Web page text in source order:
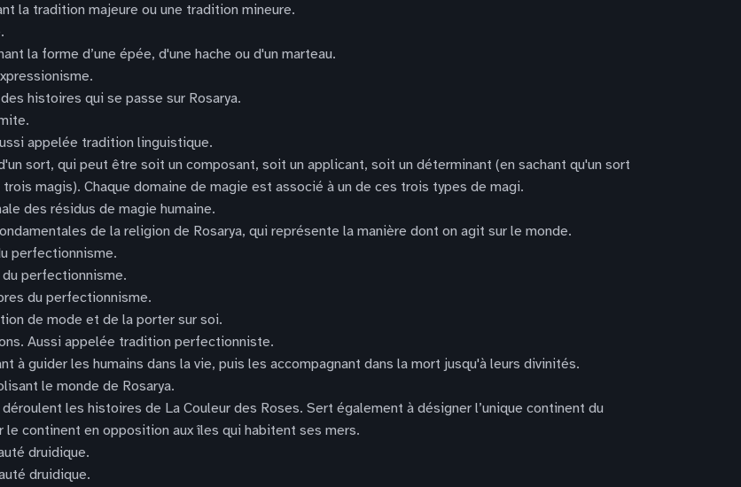
la tradition majeure ou une tradition mineure.
la forme d’une épée, d'une hache ou d'un marteau.
histoires qui se passe sur Rosarya.
appelée tradition linguistique.
sort, qui peut être soit un composant, soit un applicant, soit un déterminant (en sachant qu'un sort
magis). Chaque domaine de magie est associé à un de ces trois types de magi.
des résidus de magie humaine.
de la religion de Rosarya, qui représente la manière dont on agit sur le monde.
perfectionnisme.
perfectionnisme.
du perfectionnisme.
de mode et de la porter sur soi.
Aussi appelée tradition perfectionniste.
à guider les humains dans la vie, puis les accompagnant dans la mort jusqu'à leurs divinités.
le monde de Rosarya.
les histoires de La Couleur des Roses. Sert également à désigner l’unique continent du
continent en opposition aux îles qui habitent ses mers.
druidique.
druidique.